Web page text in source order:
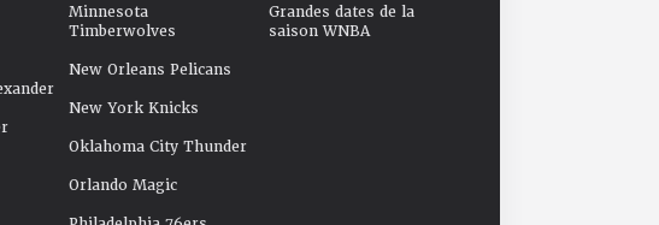
Minnesota
Timberwolves
New Orleans Pelicans
New York Knicks
Oklahoma City Thunder
Orlando Magic
Grandes dates de la
saison WNBA